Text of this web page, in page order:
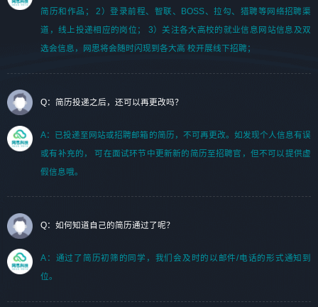
简历和作品； 2）登录前程、智联、BOSS、拉勾、猎聘等网络招聘渠
道，线上投递相应的岗位； 3）关注各大高校的就业信息网站信息及双
选会信息，网思将会随时闪现到各大高 校开展线下招聘；
Q：简历投递之后，还可以再更改吗？
A：已投递至网站或招聘邮箱的简历，不可再更改。如发现个人信息有误
或有补充的， 可在面试环节中更新新的简历至招聘官，但不可以提供虚
假信息哦。
Q：如何知道自己的简历通过了呢？
A：通过了简历初筛的同学，我们会及时的以邮件/电话的形式通知到
位。